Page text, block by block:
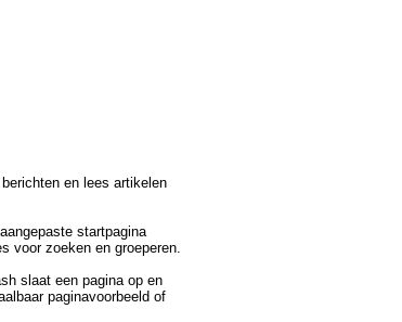
en lees artikelen
startpagina
voor zoeken en groeperen.
slaat een pagina op en
paginavoorbeeld of